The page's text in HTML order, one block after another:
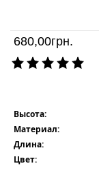
680,00грн.
Высота:
Материал:
Длина:
Цвет: